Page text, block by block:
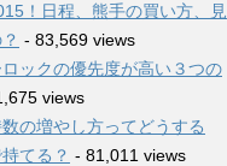
！日程、熊手の買い方、見
- 83,569 views
ックの優先度が高い３つの
views
の増やし方ってどうする
てる？ - 81,011 views